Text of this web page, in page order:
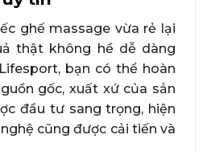
ghế massage vừa rẻ lại
thật không hề dễ dàng
bạn có thể hoàn
gốc, xuất xứ của sản
đầu tư sang trọng, hiện
cũng được cải tiến và